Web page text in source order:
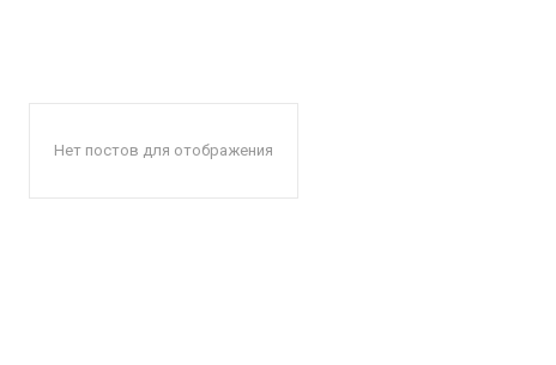
Нет постов для отображения